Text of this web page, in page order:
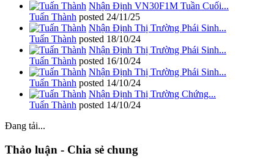
Nhận Định VN30F1M Tuần Cuối...
Tuấn Thành posted 24/11/25
Nhận Định Thị Trường Phái Sinh...
Tuấn Thành posted 18/10/24
Nhận Định Thị Trường Phái Sinh...
Tuấn Thành posted 16/10/24
Nhận Định Thị Trường Phái Sinh...
Tuấn Thành posted 14/10/24
Nhận Định Thị Trường Chứng...
Tuấn Thành posted 14/10/24
Đang tải...
Thảo luận - Chia sẻ chung